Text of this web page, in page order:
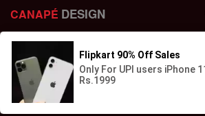
CANAPÉ DESIGN
44 bis Rue des Bardines
63370 Lempdes, France
+33 658358352
Contactez-nous